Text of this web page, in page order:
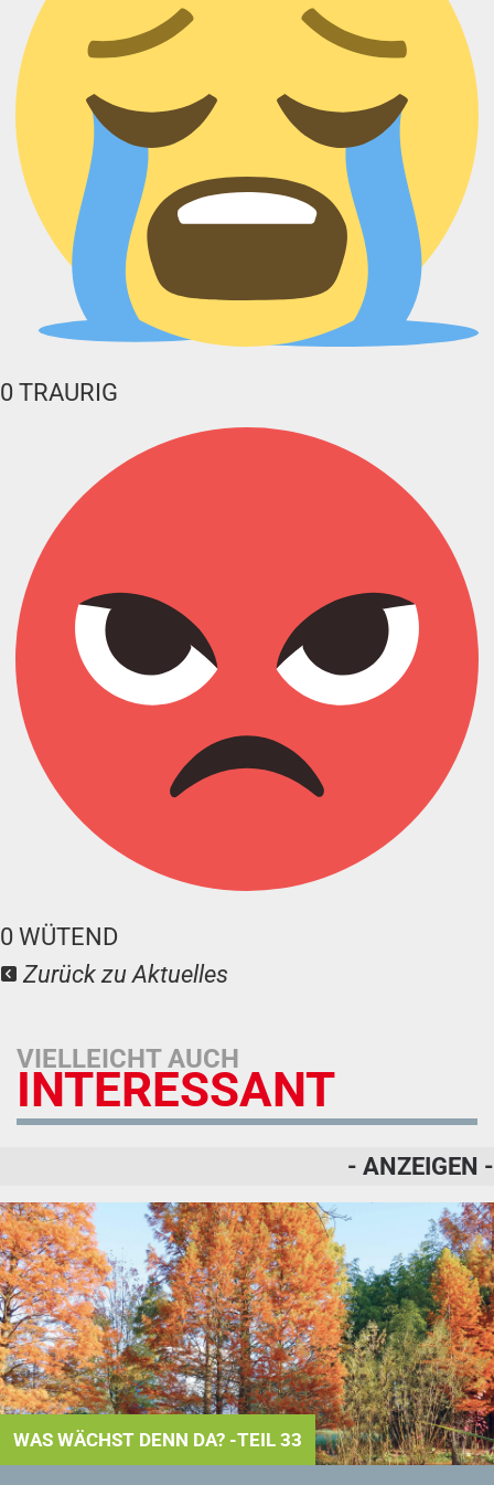
0 TRAURIG
0 WÜTEND
Zurück zu Aktuelles
VIELLEICHT AUCH
INTERESSANT
- ANZEIGEN -
WAS WÄCHST DENN DA? -TEIL 33